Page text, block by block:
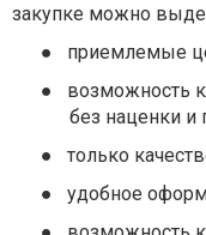
закупке можно
●
приемлемые
●
возможность
без наценки и
●
только
●
удобное